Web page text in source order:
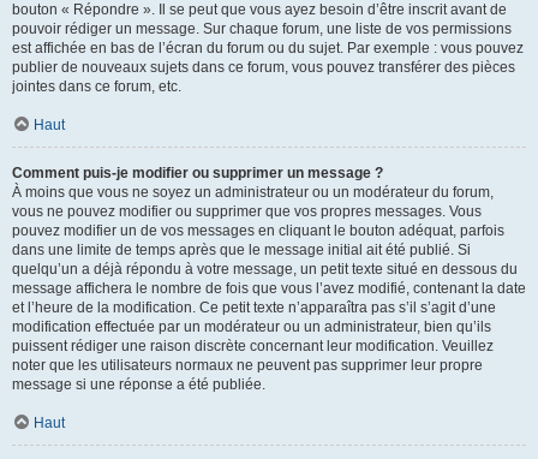
bouton « Répondre ». Il se peut que vous ayez besoin d’être inscrit avant de
pouvoir rédiger un message. Sur chaque forum, une liste de vos permissions
est affichée en bas de l’écran du forum ou du sujet. Par exemple : vous pouvez
publier de nouveaux sujets dans ce forum, vous pouvez transférer des pièces
jointes dans ce forum, etc.
Haut
Comment puis-je modifier ou supprimer un message ?
À moins que vous ne soyez un administrateur ou un modérateur du forum,
vous ne pouvez modifier ou supprimer que vos propres messages. Vous
pouvez modifier un de vos messages en cliquant le bouton adéquat, parfois
dans une limite de temps après que le message initial ait été publié. Si
quelqu’un a déjà répondu à votre message, un petit texte situé en dessous du
message affichera le nombre de fois que vous l’avez modifié, contenant la date
et l’heure de la modification. Ce petit texte n’apparaîtra pas s’il s’agit d’une
modification effectuée par un modérateur ou un administrateur, bien qu’ils
puissent rédiger une raison discrète concernant leur modification. Veuillez
noter que les utilisateurs normaux ne peuvent pas supprimer leur propre
message si une réponse a été publiée.
Haut